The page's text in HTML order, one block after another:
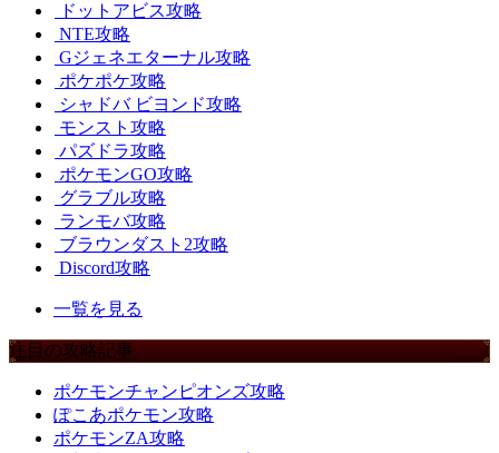
ドットアビス攻略
NTE攻略
Gジェネエターナル攻略
ポケポケ攻略
シャドバ ビヨンド攻略
モンスト攻略
パズドラ攻略
ポケモンGO攻略
グラブル攻略
ランモバ攻略
ブラウンダスト2攻略
Discord攻略
一覧を見る
注目の攻略記事
ポケモンチャンピオンズ攻略
ぽこあポケモン攻略
ポケモンZA攻略